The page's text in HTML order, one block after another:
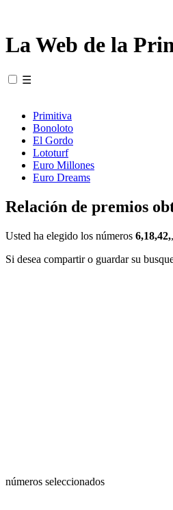
La Web de la
☰
Primitiva
Bonoloto
El Gordo
Lototurf
Euro Millones
Euro Dreams
Relación de premios
Usted ha elegido los números 6,18,42,
Si desea compartir o guardar su
números seleccionados